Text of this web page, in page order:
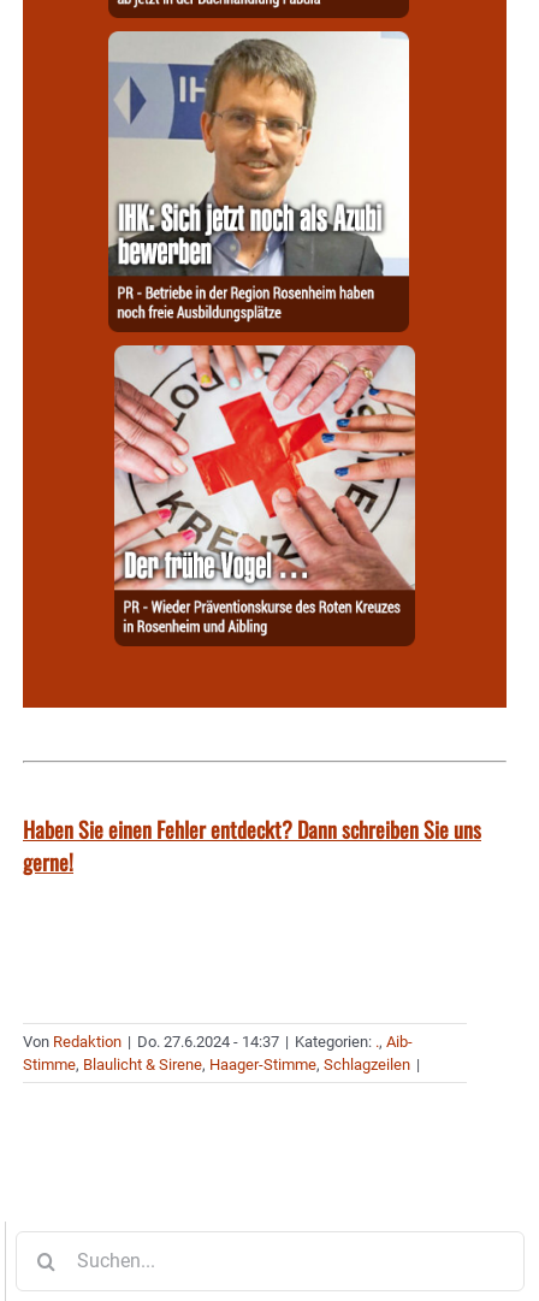
Haben Sie einen Fehler entdeckt? Dann schreiben Sie uns
gerne!
Von Redaktion | Do. 27.6.2024 - 14:37 | Kategorien: ., Aib-
Stimme, Blaulicht & Sirene, Haager-Stimme, Schlagzeilen |
nach: